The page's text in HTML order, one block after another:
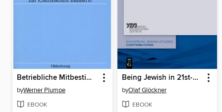
Betriebliche Mitbestimmung in der Weimarer Republik
byWerner Plumpe
EBOOK
Being Jewish in 21st-Century Germany
byOlaf Glöckner
EBOOK